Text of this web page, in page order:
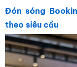
Đón sóng
theo siêu cầu